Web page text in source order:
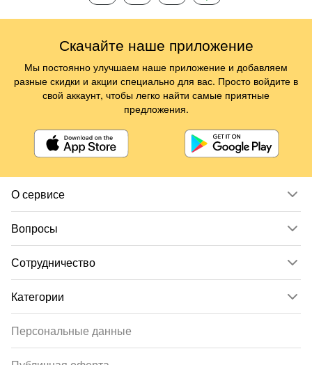
О сервисе
Вопросы
Сотрудничество
Категории
Персональные данные
Скачайте наше приложение
Мы постоянно улучшаем наше приложение и добавляем
разные скидки и акции специально для вас. Просто войдите в
свой аккаунт, чтобы легко найти самые приятные
предложения.